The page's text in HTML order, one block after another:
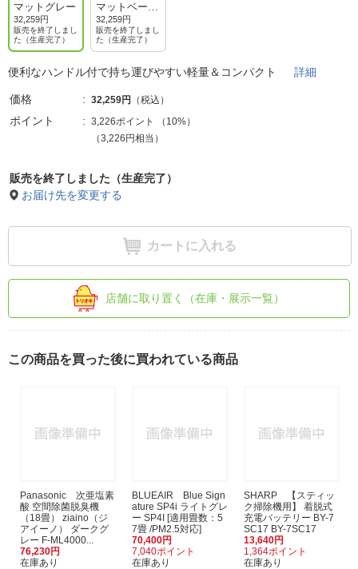
マットグレー
32,259円
販売を終了しまし
た（生産完了）
マットベージ
ュ
32,259円
販売を終了しまし
た（生産完了）
便利なハンドル付で持ち運びやすい軽量＆コンパクト 詳細
価格 32,259円 （税込）
ポイント 3,226ポイント （ 10%）
（3,226円相当）
販売を終了しました（生産完了）
お届け先を変更する
カートに入れる
店舗に取り置く（在庫・展示一覧）
この商品を買った後に買われている商品
Panasonic 次亜塩素
酸 空間除菌脱臭機
（18畳） ziaino（ジ
アイーノ） ダークグ
レー F-ML4000...
76,230円
在庫あり
BLUEAIR Blue Sign
ature SP4i ライトグレ
ー SP4I [適用畳数：5
7畳 /PM2.5対応]
70,400円
7,040ポイント
在庫あり
SHARP 【スティッ
ク掃除機用】 着脱式
充電バッテリー BY-7
SC17 BY-7SC17
13,640円
1,364ポイント
在庫あり